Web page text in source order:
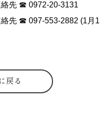
先 ☎ 0972-20-3131
先 ☎ 097-553-2882 (1月1
戻る